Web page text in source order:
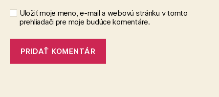
Uložiť moje meno, e-mail a webovú stránku v tomto
prehliadači pre moje budúce komentáre.